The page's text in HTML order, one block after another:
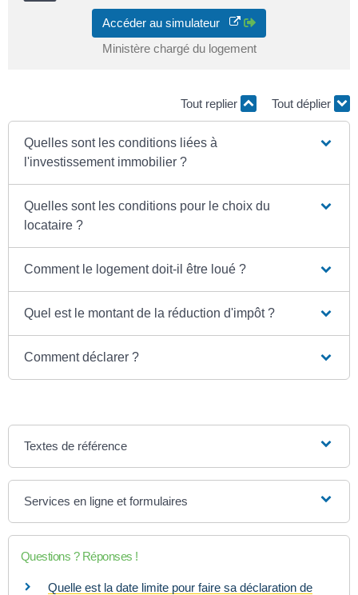
Accéder au simulateur
Ministère chargé du logement
Tout replier Tout déplier
Quelles sont les conditions liées à
l'investissement immobilier ?
Quelles sont les conditions pour le choix du
locataire ?
Comment le logement doit-il être loué ?
Quel est le montant de la réduction d'impôt ?
Comment déclarer ?
Textes de référence
Services en ligne et formulaires
Questions ? Réponses !
Quelle est la date limite pour faire sa déclaration de